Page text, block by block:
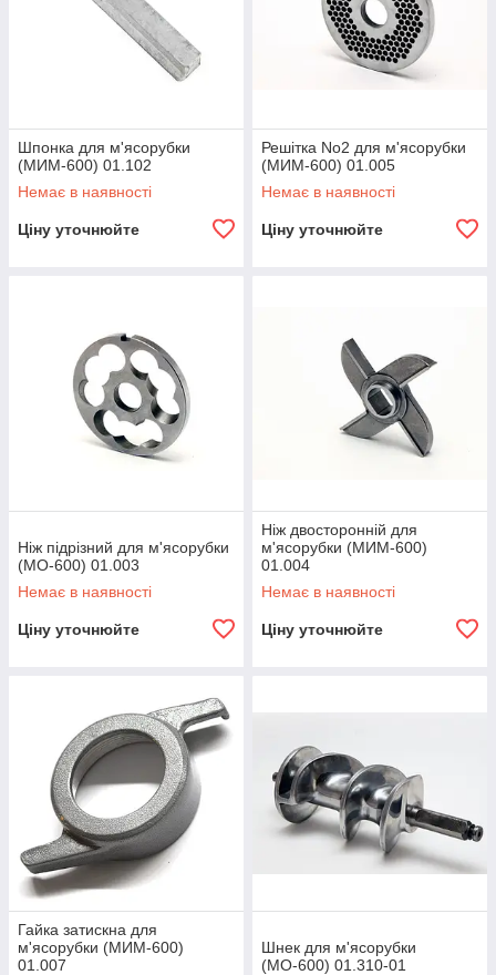
Шпонка для м'ясорубки
(МИМ-600) 01.102
Немає в наявності
Ціну уточнюйте
Решітка No2 для м'ясорубки
(МИМ-600) 01.005
Немає в наявності
Ціну уточнюйте
Ніж підрізний для м'ясорубки
(МО-600) 01.003
Немає в наявності
Ціну уточнюйте
Ніж двосторонній для
м'ясорубки (МИМ-600)
01.004
Немає в наявності
Ціну уточнюйте
Гайка затискна для
м'ясорубки (МИМ-600)
01.007
Шнек для м'ясорубки
(МО-600) 01.310-01